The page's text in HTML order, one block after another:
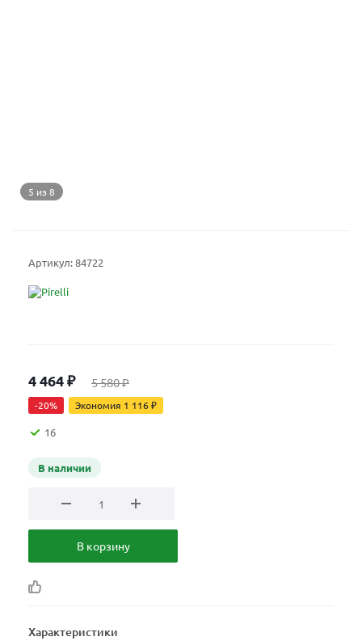
5 из 8
Артикул:84722
4 464₽ 5 580₽
-20% Экономия 1 116₽
16
В наличии
В корзину
Характеристики